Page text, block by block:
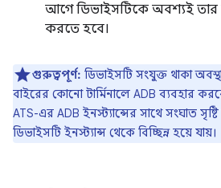
আগে ডিভাইসটিকে অবশ্যই তার
করতে হবে।
গুরুত্বপূর্ণ: ডিভাইসটি সংযুক্ত থাকা
বাইরের কোনো টার্মিনালে ADB ব্যবহার
ATS-এর ADB ইনস্ট্যান্সের সাথে সংঘাত
ডিভাইসটি ইনস্ট্যান্স থেকে বিচ্ছিন্ন হয়ে যায়।